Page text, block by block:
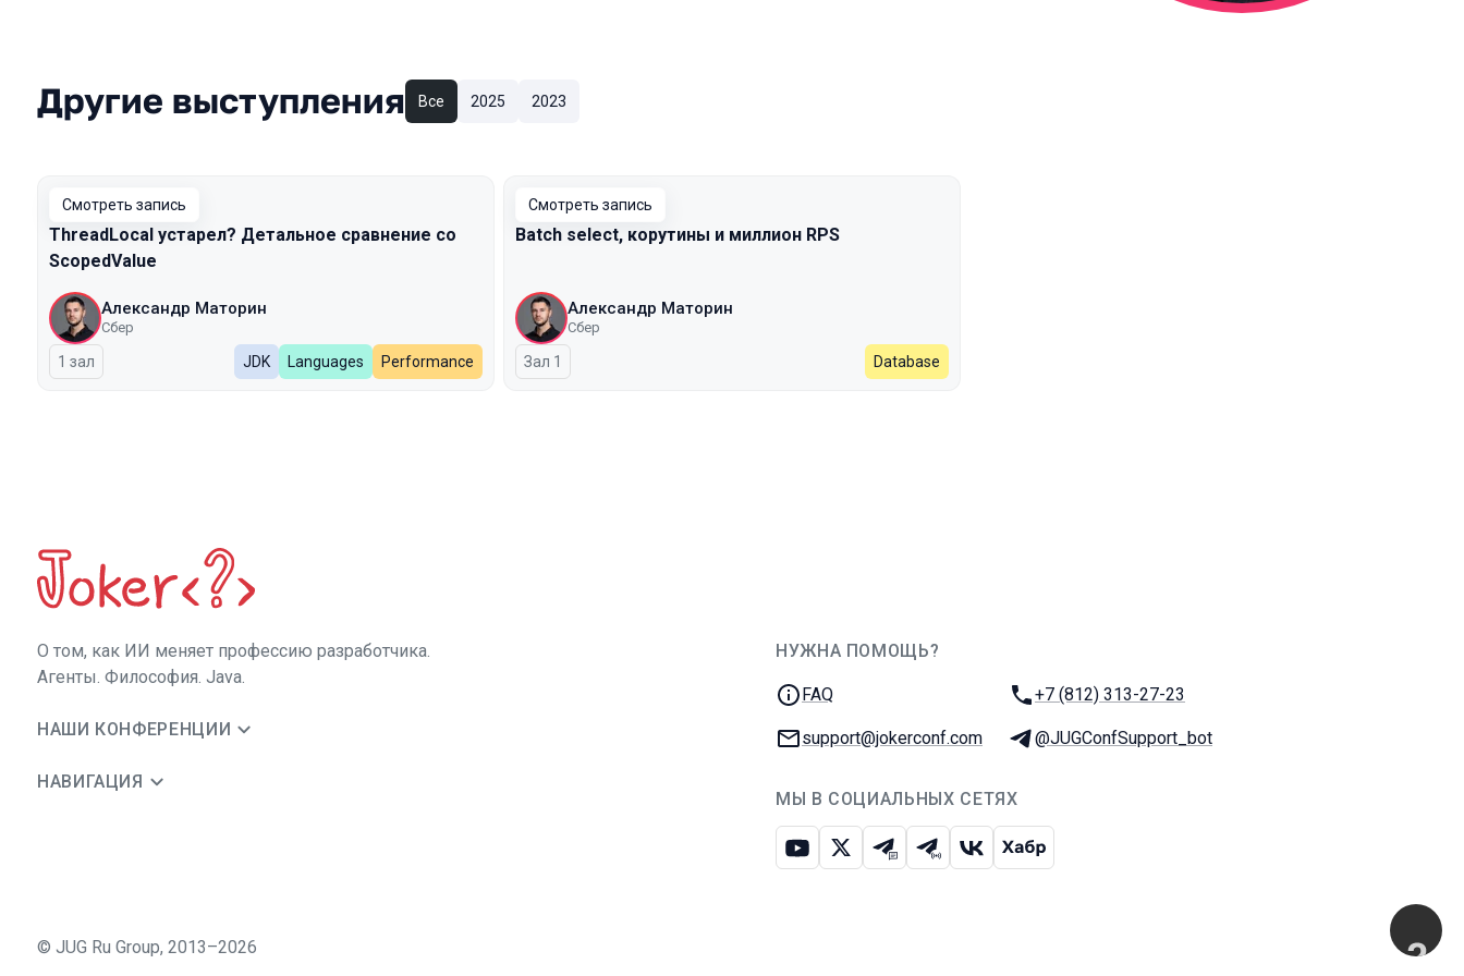
Другие выступления Все 2025 2023
Смотреть запись
ThreadLocal устарел? Детальное сравнение со
ScopedValue
Александр Маторин
Сбер
1 зал JDK Languages Performance
Смотреть запись
Batch select, корутины и миллион RPS
Александр Маторин
Сбер
Зал 1 Database
О том, как ИИ меняет профессию разработчика.
Агенты. Философия. Java.
НАШИ КОНФЕРЕНЦИИ
НАВИГАЦИЯ
НУЖНА ПОМОЩЬ?
FAQ Телефон:
+7 (812) 313-27-23
E-mail:
support@jokerconf.com Телеграм:
@JUGConfSupport_bot
МЫ В СОЦИАЛЬНЫХ СЕТЯХ
ЮтубИкс Телеграм-чат
Телеграм-канал
ВКонтакте
Хабр
© JUG Ru Group, 2013–2026